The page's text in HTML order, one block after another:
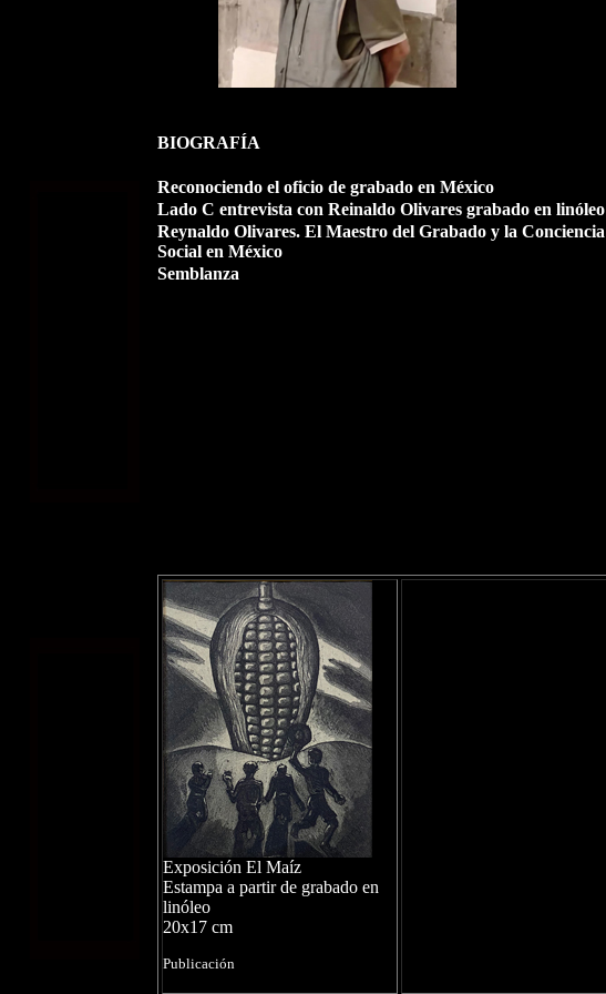
BIOGRAFÍA
Reconociendo el oficio de grabado en México
Lado C entrevista con Reinaldo Olivares grabado en linóleo
Reynaldo Olivares. El Maestro del Grabado y la Conciencia
Social en México
Semblanza
Exposición El Maíz
Estampa a partir de grabado en
linóleo
20x17 cm
Publicación